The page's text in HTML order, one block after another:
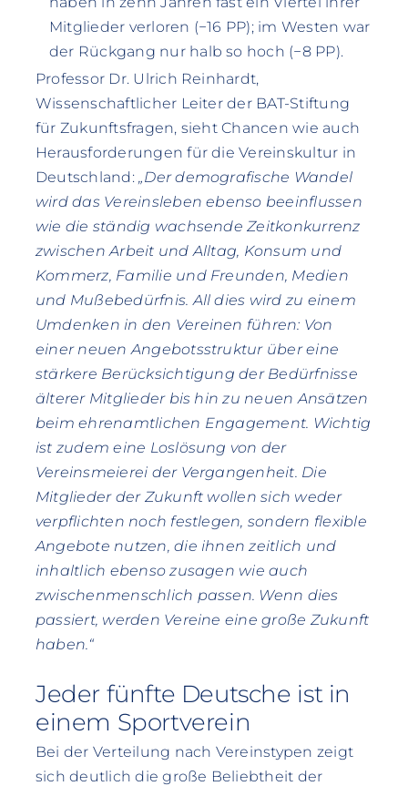
Mitglieder verloren (−16 PP); im Westen war
der Rückgang nur halb so hoch (−8 PP).
Professor Dr. Ulrich Reinhardt,
Wissenschaftlicher Leiter der BAT-Stiftung
für Zukunftsfragen, sieht Chancen wie auch
Herausforderungen für die Vereinskultur in
Deutschland:„Der demografische Wandel
wird das Vereinsleben ebenso beeinflussen
wie die ständig wachsende Zeitkonkurrenz
zwischen Arbeit und Alltag, Konsum und
Kommerz, Familie und Freunden, Medien
und Mußebedürfnis. All dies wird zu einem
Umdenken in den Vereinen führen: Von
einer neuen Angebotsstruktur über eine
stärkere Berücksichtigung der Bedürfnisse
älterer Mitglieder bis hin zu neuen Ansätzen
beim ehrenamtlichen Engagement. Wichtig
ist zudem eine Loslösung von der
Vereinsmeierei der Vergangenheit. Die
Mitglieder der Zukunft wollen sich weder
verpflichten noch festlegen, sondern flexible
Angebote nutzen, die ihnen zeitlich und
inhaltlich ebenso zusagen wie auch
zwischenmenschlich passen. Wenn dies
passiert, werden Vereine eine große Zukunft
haben.“
Jeder fünfte Deutsche ist in
einem Sportverein
Bei der Verteilung nach Vereinstypen zeigt
sich deutlich die große Beliebtheit der